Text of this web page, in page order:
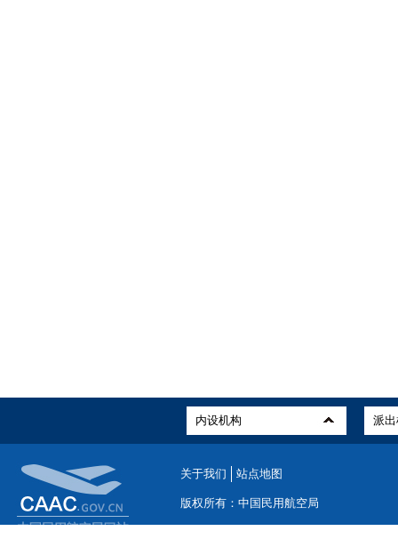
关于我们 站点地图
版权所有：中国民用航空局